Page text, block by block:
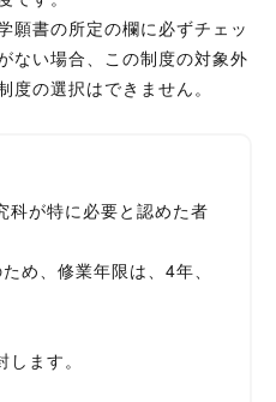
願書の所定の欄に必ずチェッ
ない場合、この制度の対象外
度の選択はできません。
科が特に必要と認めた者
め、修業年限は、4年、
ます。